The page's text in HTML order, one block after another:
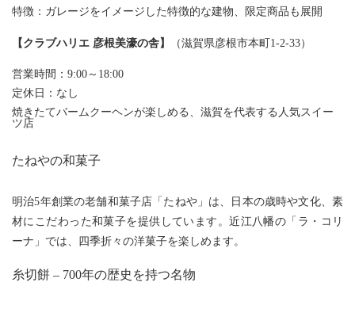
特徴：ガレージをイメージした特徴的な建物、限定商品も展開
【 クラブハリエ 彦根美濠の舎】 （滋賀県彦根市本町1-2-33）
営業時間：9:00～18:00
定休日：なし
焼きたてバームクーヘンが楽しめる、滋賀を代表する人気スイー
ツ店
たねやの和菓子
明治5年創業の老舗和菓子店「たねや」は、日本の歳時や文化、素
材にこだわった和菓子を提供しています。近江八幡の「ラ・コリ
ーナ」では、四季折々の洋菓子を楽しめます。
糸切餅 – 700年の歴史を持つ名物